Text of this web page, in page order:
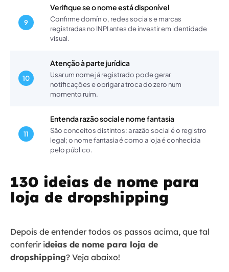
9
Verifique se o nome está disponível
Confirme domínio, redes sociais e marcas
registradas no INPI antes de investir em identidade
visual.
10
Atenção à parte jurídica
Usar um nome já registrado pode gerar
notificações e obrigar a troca do zero num
momento ruim.
11
Entenda razão social e nome fantasia
São conceitos distintos: a razão social é o registro
legal; o nome fantasia é como a loja é conhecida
pelo público.
130 ideias de nome para
loja de dropshipping
Depois de entender todos os passos acima, que tal
conferir ideias de nome para loja de
dropshipping? Veja abaixo!